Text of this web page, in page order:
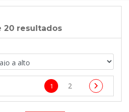
20 resultados
1 2